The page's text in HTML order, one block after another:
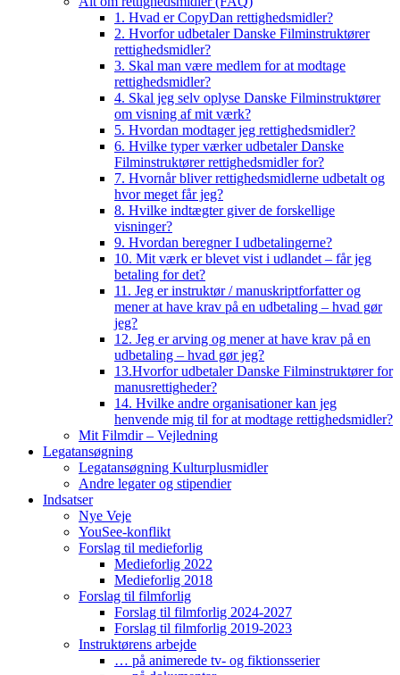
1. Hvad er CopyDan rettighedsmidler?
2. Hvorfor udbetaler Danske Filminstruktører
rettighedsmidler?
3. Skal man være medlem for at modtage
rettighedsmidler?
4. Skal jeg selv oplyse Danske Filminstruktører
om visning af mit værk?
5. Hvordan modtager jeg rettighedsmidler?
6. Hvilke typer værker udbetaler Danske
Filminstruktører rettighedsmidler for?
7. Hvornår bliver rettighedsmidlerne udbetalt og
hvor meget får jeg?
8. Hvilke indtægter giver de forskellige
visninger?
9. Hvordan beregner I udbetalingerne?
10. Mit værk er blevet vist i udlandet – får jeg
betaling for det?
11. Jeg er instruktør / manuskriptforfatter og
mener at have krav på en udbetaling – hvad gør
jeg?
12. Jeg er arving og mener at have krav på en
udbetaling – hvad gør jeg?
13.Hvorfor udbetaler Danske Filminstruktører for
manusrettigheder?
14. Hvilke andre organisationer kan jeg
henvende mig til for at modtage rettighedsmidler?
Mit Filmdir – Vejledning
Legatansøgning
Legatansøgning Kulturplusmidler
Andre legater og stipendier
Indsatser
Nye Veje
YouSee-konflikt
Forslag til medieforlig
Medieforlig 2022
Medieforlig 2018
Forslag til filmforlig
Forslag til filmforlig 2024-2027
Forslag til filmforlig 2019-2023
Instruktørens arbejde
… på animerede tv- og fiktionsserier